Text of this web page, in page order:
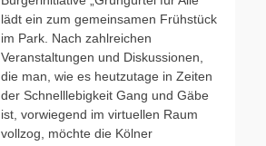
lädt ein zum gemeinsamen Frühstück
im Park. Nach zahlreichen
Veranstaltungen und Diskussionen,
die man, wie es heutzutage in Zeiten
der Schnelllebigkeit Gang und Gäbe
ist, vorwiegend im virtuellen Raum
vollzog, möchte die Kölner